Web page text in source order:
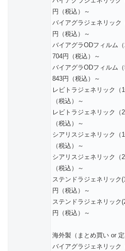
円（税込）～
バイアグラジェネリック
円（税込）～
バイアグラODフィルム
704円（税込）～
バイアグラODフィルム
843円（税込）～
レビトラジェネリック（
（税込）～
レビトラジェネリック（
（税込）～
シアリスジェネリック（
（税込）～
シアリスジェネリック（
（税込）～
ステンドラジェネリック
円（税込）～
ステンドラジェネリック
円（税込）～
海外製（まとめ買い or 定
バイアグラジェネリック